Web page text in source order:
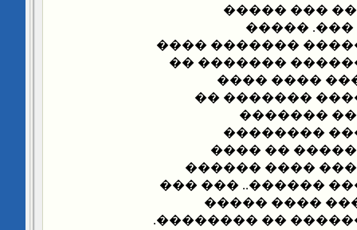
�������
��������� ��
���� ��������
���� ����
�������� ��
�������
�������
���������
�������
��� ������
��� ������
������ �����